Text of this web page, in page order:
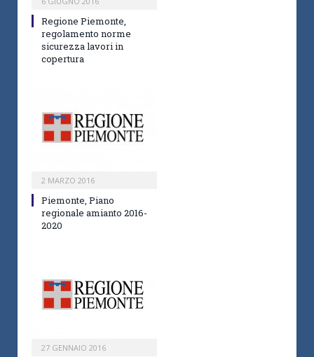
Regione Piemonte,
regolamento norme
sicurezza lavori in
copertura
2 MARZO 2016
Piemonte, Piano
regionale amianto 2016-
2020
27 GENNAIO 2016